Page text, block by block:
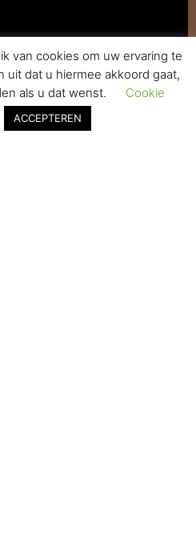
van cookies om uw ervaring te
uit dat u hiermee akkoord gaat,
als u dat wenst.
Cookie
ACCEPTEREN